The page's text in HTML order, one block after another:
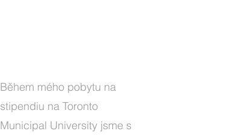
Během mého pobytu na
stipendiu na Toronto
Municipal University jsme s